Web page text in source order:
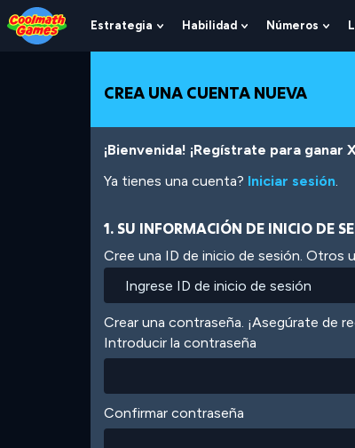
Skip
to
Top
Skip
to
Navigation
Skip
to
Main
Skip
to
Footer
Pasar
al
contenido
Estrategia
Show
Submenu
Estrategia
Habilidad
Show
Submenu
Habilidad
Números
CREA UNA CUENTA NUEVA
¡Bienvenida! ¡Regístrate para
Ya tienes una cuenta? Iniciar sesión.
1. SU INFORMACIÓN DE INICIO DE
Cree una ID de inicio de sesión. Otros
Crear una contraseña. ¡Asegúrate de
Introducir la contraseña
Confirmar contraseña